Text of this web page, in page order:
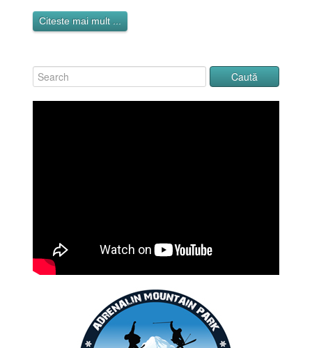
Citeste mai mult ...